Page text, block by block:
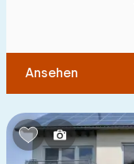
Mindestanzahl
Schlafzimmern:
1 2 3
Ansehen